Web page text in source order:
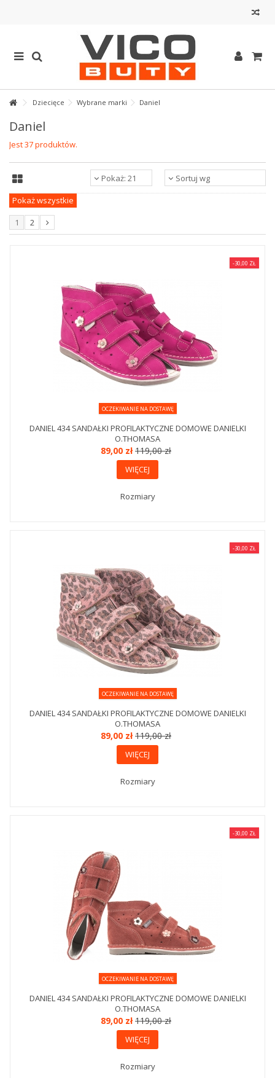
Dziecięce Wybrane marki Daniel
Daniel
Jest 37 produktów.
Sortuj wg
Pokaż: 21
Pokaż wszystkie
1
2
-30,00 ZŁ
OCZEKIWANIE NA DOSTAWĘ
DANIEL 434 SANDAŁKI PROFILAKTYCZNE DOMOWE DANIELKI
O.THOMASA
89,00 zł119,00 zł
WIĘCEJ
Rozmiary
-30,00 ZŁ
OCZEKIWANIE NA DOSTAWĘ
DANIEL 434 SANDAŁKI PROFILAKTYCZNE DOMOWE DANIELKI
O.THOMASA
89,00 zł119,00 zł
WIĘCEJ
Rozmiary
-30,00 ZŁ
OCZEKIWANIE NA DOSTAWĘ
DANIEL 434 SANDAŁKI PROFILAKTYCZNE DOMOWE DANIELKI
O.THOMASA
89,00 zł119,00 zł
WIĘCEJ
Rozmiary